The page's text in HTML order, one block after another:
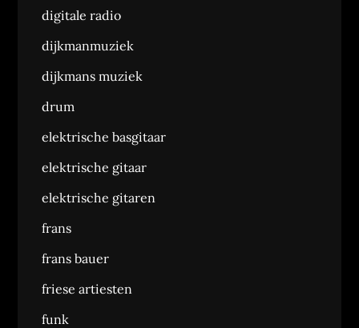
digitale radio
dijkmanmuziek
dijkmans muziek
drum
elektrische basgitaar
elektrische gitaar
elektrische gitaren
frans
frans bauer
friese artiesten
funk